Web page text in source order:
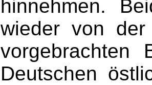
hinnehmen.
wieder von der
vorgebrachten
Deutschen